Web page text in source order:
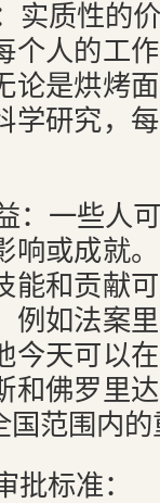
实质性的
个人的工
论是烘烤
学研究，
：一些人
响或成就
能和贡献
例如法案
今天可以
和佛罗里
国范围内
批标准：